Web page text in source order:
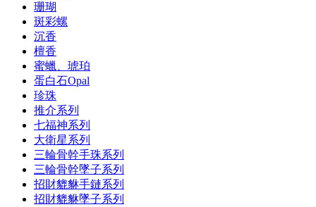
珊瑚
斑彩螺
沉香
檀香
蜜蠟、琥珀
蛋白石Opal
珍珠
推介系列
七福神系列
大衛星系列
三輪骨幹手珠系列
三輪骨幹墜子系列
招財貔貅手鏈系列
招財貔貅墜子系列